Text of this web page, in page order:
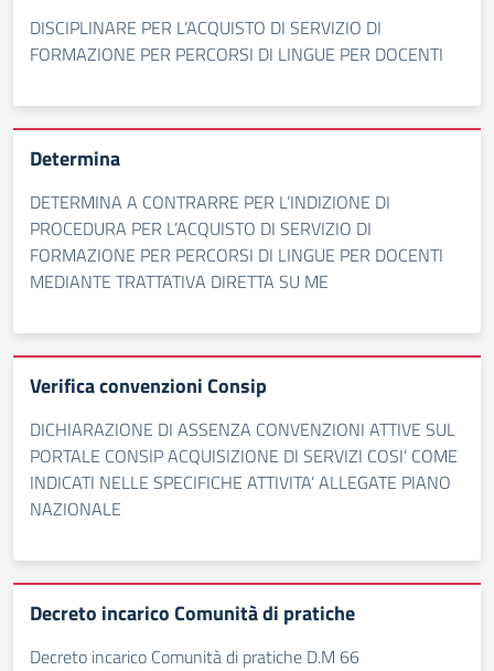
DISCIPLINARE PER L’ACQUISTO DI SERVIZIO DI
FORMAZIONE PER PERCORSI DI LINGUE PER DOCENTI
Determina
DETERMINA A CONTRARRE PER L’INDIZIONE DI
PROCEDURA PER L’ACQUISTO DI SERVIZIO DI
FORMAZIONE PER PERCORSI DI LINGUE PER DOCENTI
MEDIANTE TRATTATIVA DIRETTA SU ME
Verifica convenzioni Consip
DICHIARAZIONE DI ASSENZA CONVENZIONI ATTIVE SUL
PORTALE CONSIP ACQUISIZIONE DI SERVIZI COSI’ COME
INDICATI NELLE SPECIFICHE ATTIVITA’ ALLEGATE PIANO
NAZIONALE
Decreto incarico Comunità di pratiche
Decreto incarico Comunità di pratiche D.M 66